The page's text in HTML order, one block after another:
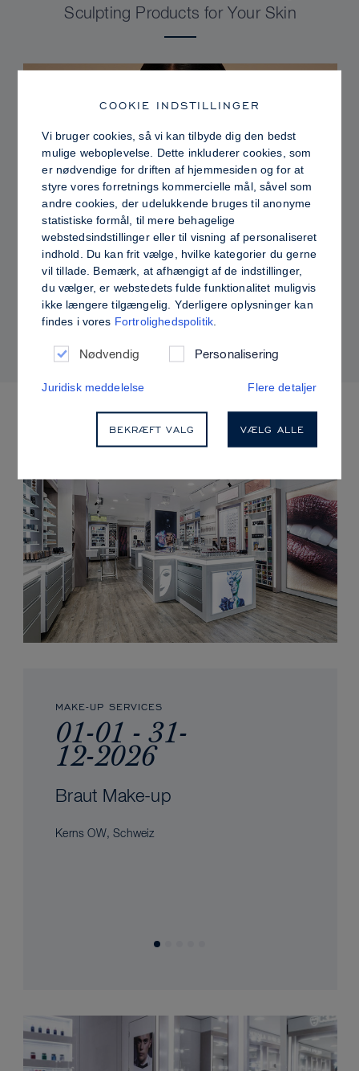
Sculpting Products for Your Skin
PRO TIPS
Dewy vs. Oily Skin: How to Set Sculpt &
Glow for a Radiant, Shine-Controlled Finish
KOMMENDE ARRANGEMENTER
MAKE-UP SERVICES
01-01 - 31-
12-2026
Braut Make-up
Kerns OW, Schweiz
COOKIE INDSTILLINGER
Vi bruger cookies, så vi kan tilbyde dig den bedst
mulige weboplevelse. Dette inkluderer cookies, som
er nødvendige for driften af hjemmesiden og for at
styre vores forretnings kommercielle mål, såvel som
andre cookies, der udelukkende bruges til anonyme
statistiske formål, til mere behagelige
webstedsindstillinger eller til visning af personaliseret
indhold. Du kan frit vælge, hvilke kategorier du gerne
vil tillade. Bemærk, at afhængigt af de indstillinger,
du vælger, er webstedets fulde funktionalitet muligvis
ikke længere tilgængelig. Yderligere oplysninger kan
findes i vores Fortrolighedspolitik
Nødvendig Personalisering
Juridisk meddelelse Flere detaljer
BEKRÆFT VALG VÆLG ALLE